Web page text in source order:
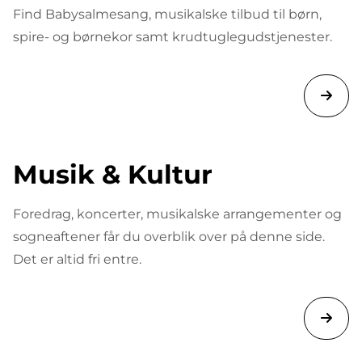
Find Babysalmesang, musikalske tilbud til børn,
spire- og børnekor samt krudtuglegudstjenester.
Musik & Kultur
Foredrag, koncerter, musikalske arrangementer og
sogneaftener får du overblik over på denne side.
Det er altid fri entre.